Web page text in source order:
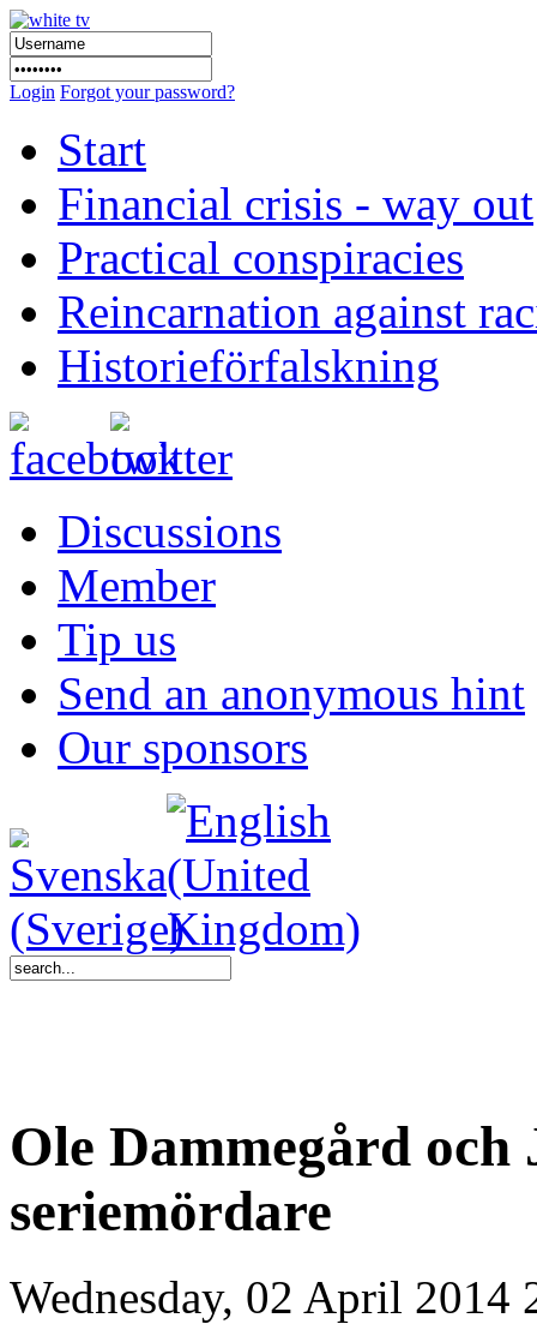
Login Forgot your password?
Start
Financial crisis - way out
Practical conspiracies
Reincarnation against
Historieförfalskning
Discussions
Member
Tip us
Send an anonymous hint
Our sponsors
Ole Dammegård
seriemördare
Wednesday, 02 April 2014